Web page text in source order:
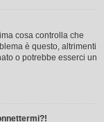
cosa controlla che
è questo, altrimenti
o potrebbe esserci un